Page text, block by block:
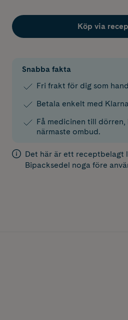
Köp via
Snabba fakta
Fri frakt för dig som
Betala enkelt med
Få medicinen till
närmaste ombud.
Det här är ett receptbelagt
Bipacksedel noga före